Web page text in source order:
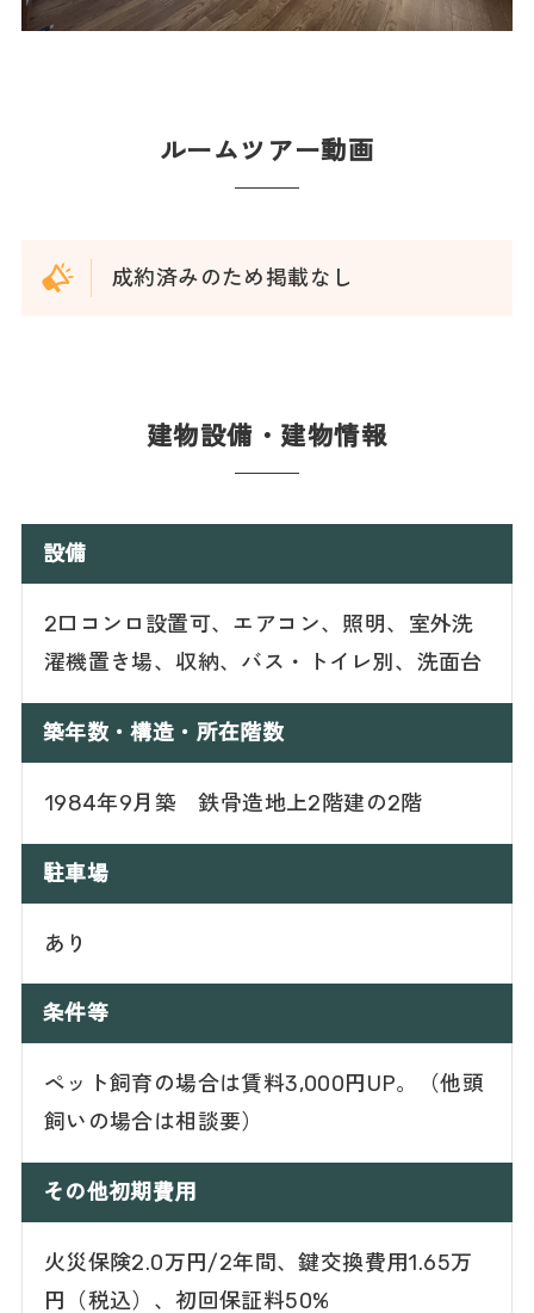
ルームツアー動画
成約済みのため掲載なし
建物設備・建物情報
設備
2口コンロ設置可、エアコン、照明、室外洗
濯機置き場、収納、バス・トイレ別、洗面台
築年数・構造・所在階数
1984年9月築 鉄骨造地上2階建の2階
駐車場
あり
条件等
ペット飼育の場合は賃料3,000円UP。（他頭
飼いの場合は相談要）
その他初期費用
火災保険2.0万円/2年間、鍵交換費用1.65万
円（税込）、初回保証料50%